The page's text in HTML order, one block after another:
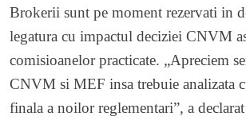
Brokerii sunt pe moment rezervati in
legatura cu impactul deciziei CNVM
comisioanelor practicate. „Apreciem
CNVM si MEF insa trebuie analizata
finala a noilor reglementari”, a